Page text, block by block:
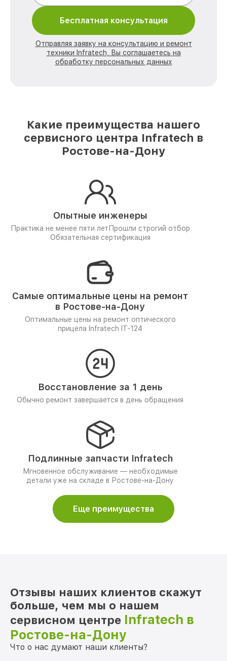
Бесплатная консультация
Отправляя заявку на консультацию и ремонт
техники Infratech, Вы соглашаетесь на
обработку персональных данных
Какие преимущества нашего
сервисного центра Infratech в
Ростове-на-Дону
Опытные инженеры
Практика не менее пяти лет Прошли строгий отбор
Обязательная сертификация
Самые оптимальные цены на ремонт
в Ростове-на-Дону
Оптимальные цены на ремонт оптического
прицела Infratech IT-124
Восстановление за 1 день
Обычно ремонт завершается в день обращения
Подлинные запчасти Infratech
Мгновенное обслуживание — необходимые
детали уже на складе в Ростове-на-Дону
Еще преимущества
Отзывы наших клиентов скажут
больше, чем мы о нашем
сервисном центре Infratech в
Ростове-на-Дону
Что о нас думают наши клиенты?